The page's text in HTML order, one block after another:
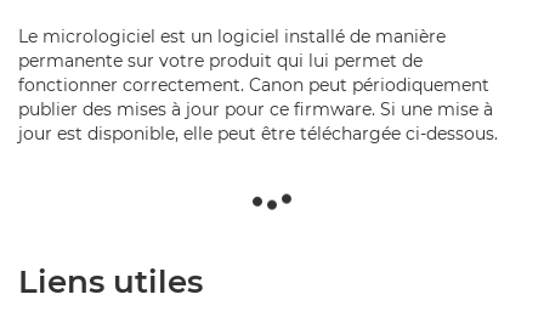
Le micrologiciel est un logiciel installé de manière
permanente sur votre produit qui lui permet de
fonctionner correctement. Canon peut périodiquement
publier des mises à jour pour ce firmware. Si une mise à
jour est disponible, elle peut être téléchargée ci-dessous.
Liens utiles